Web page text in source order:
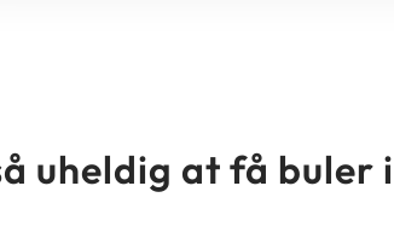
uheldig at få buler i